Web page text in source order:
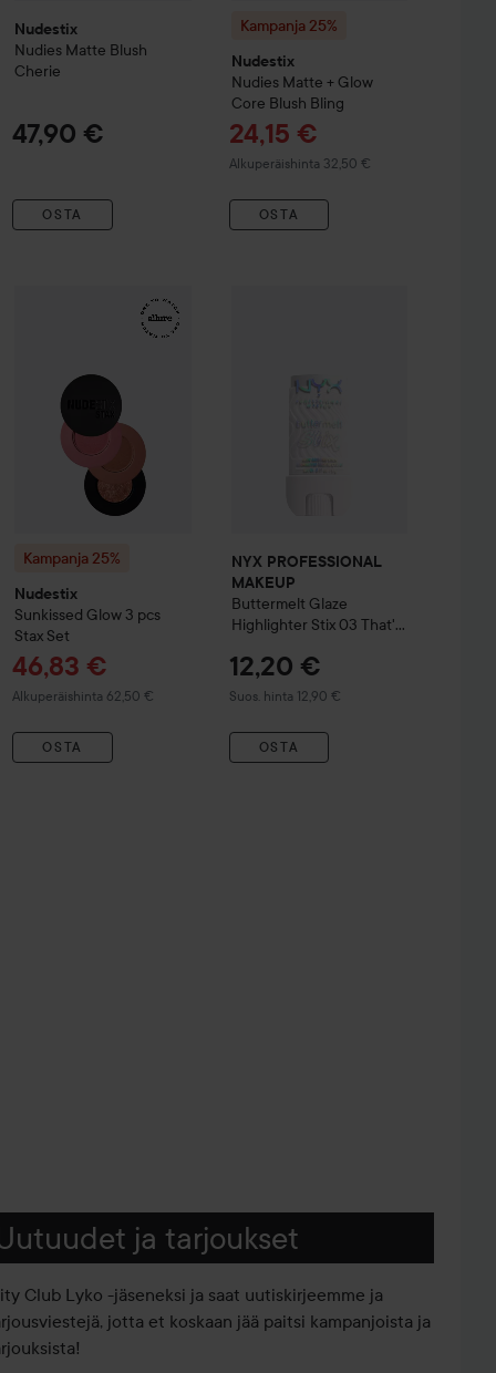
Nudestix
Nudies Matte Blush
Cherie
47,90 €
OSTA
Kampanja 25%
Nudestix
Nudies Matte + Glow
Core Blush Bling
Tarjoushinta
24,15 €
Alkuperäishinta 32,50 €
Normaali hinta 32,50 €
OSTA
47,90 €
Kampanja 25%
Nudestix
Sunkissed Glow 3 pcs
Stax Set
Tarjoushinta
46,83 €
Alkuperäishinta 62,50 €
Normaali hinta 62,50 €
OSTA
Nudestix
NYX PROFESSIONAL
MAKEUP
Buttermelt Glaze
Highlighter Stix 03 That'S
12,20 €
Suos. hinta 12,90 €
Suositeltu hinta 12,90 €
OSTA
ja tarjoukset
Club Lyko -jäseneksi ja saat uutiskirjeemme ja
jotta et koskaan jää paitsi kampanjoista ja